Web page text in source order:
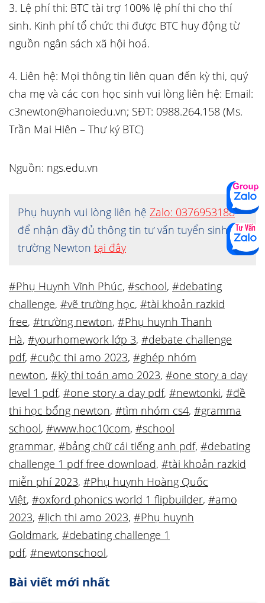
3. Lệ phí thi: BTC tài trợ 100% lệ phí thi cho thí
sinh. Kinh phí tổ chức thi được BTC huy động từ
nguồn ngân sách xã hội hoá.
4. Liên hệ: Mọi thông tin liên quan đến kỳ thi, quý
cha mẹ và các con học sinh vui lòng liên hệ: Email:
c3newton@hanoiedu.vn; SĐT: 0988.264.158 (Ms.
Trần Mai Hiên – Thư ký BTC)
Nguồn: ngs.edu.vn
Phụ huynh vui lòng liên hệ Zalo: 0376953188
để nhận đầy đủ thông tin tư vấn tuyển sinh về
trường Newton tại đây
#Phụ Huynh Vĩnh Phúc, #school, #debating
challenge, #vẽ trường học, #tài khoản razkid
free, #trường newton, #Phụ huynh Thanh
Hà, #yourhomework lớp 3, #debate challenge
pdf, #cuộc thi amo 2023, #ghép nhóm
newton, #kỳ thi toán amo 2023, #one story a day
level 1 pdf, #one story a day pdf, #newtonki, #đề
thi học bổng newton, #tìm nhóm cs4, #gramma
school, #www.hoc10com, #school
grammar, #bảng chữ cái tiếng anh pdf, #debating
challenge 1 pdf free download, #tài khoản razkid
miễn phí 2023, #Phụ huynh Hoàng Quốc
Việt, #oxford phonics world 1 flipbuilder, #amo
2023, #lịch thi amo 2023, #Phụ huynh
Goldmark, #debating challenge 1
pdf, #newtonschool,
Bài viết mới nhất